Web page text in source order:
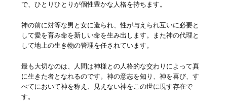
で、ひとりひとりが個性豊かな人格を持ちます。
神の前に対等な男と女に造られ、性が与えられ互いに必要と
して愛を育み命を新しい命を生み出します。また神の代理と
して地上の生き物の管理を任されています。
最も大切なのは、人間は神様との人格的な交わりによって真
に生きた者となれるのです。神の意志を知り、神を喜び、す
べてにおいて神を称え、見えない神をこの世に現す存在で
す。